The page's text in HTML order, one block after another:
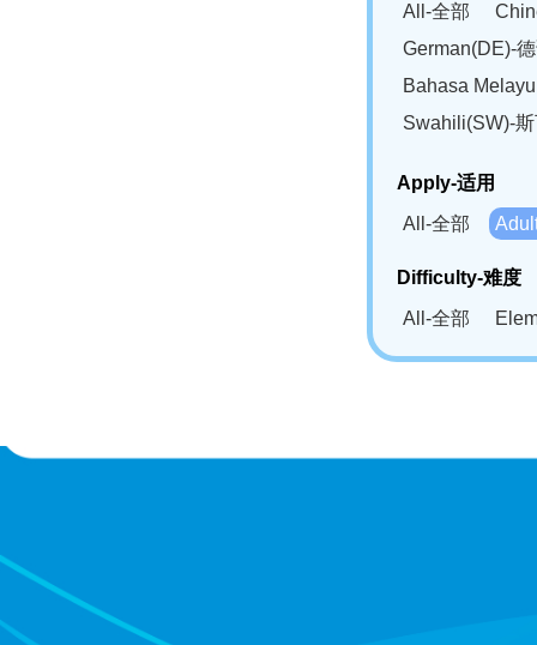
All-全部
German(DE)-
Bahasa
Swahili(SW)-
Apply-适用
All-全部
Difficulty-难度
All-全部